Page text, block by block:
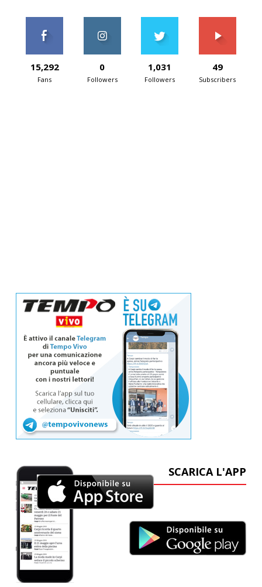
15,292
Fans
0
Followers
1,031
Followers
49
Subscribers
SCARICA L'APP